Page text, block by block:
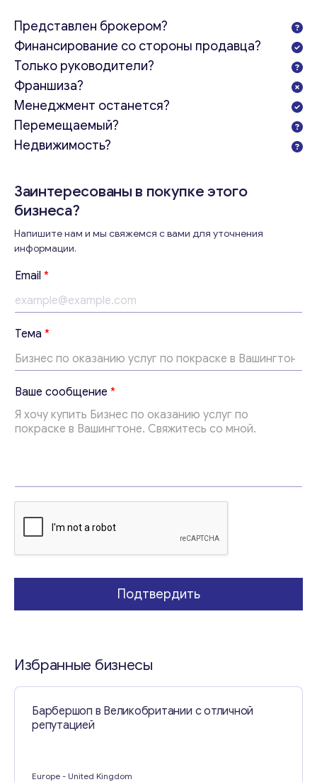
ближайшее время.
Email
Ваши комментарии
Свяжитесь со мной
Представлен брокером?
Финансирование со стороны продавца?
Только руководители?
Франшиза?
Менеджмент останется?
Перемещаемый?
Недвижимость?
Заинтересованы в покупке этого
бизнеса?
Напишите нам и мы свяжемся с вами для уточнения
информации.
Email *
Тема *
*
Т
е
м
Ваше сообщение *
Подтвердить
Избранные бизнесы
Барбершоп в Великобритании с отличной
репутацией
Europe - United Kingdom